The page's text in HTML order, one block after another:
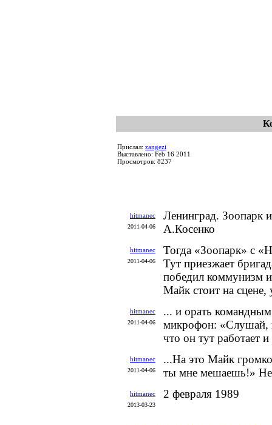
Прислал: zangezi
Выставлено: Feb 16 2011
Просмотров: 8237
hitmanec
2011-04-06
Ленинград. Зоопарк
А.Косенко
hitmanec
2011-04-06
Тогда «Зоопарк» с
Тут приезжает
победил коммунизм
Майк стоит на сцене,
hitmanec
2011-04-06
... и орать
микрофон: «Слушай,
что он тут работает
hitmanec
2011-04-06
...На это Майк
ты мне мешаешь!»
hitmanec
2013-03-23
2 февраля 1989